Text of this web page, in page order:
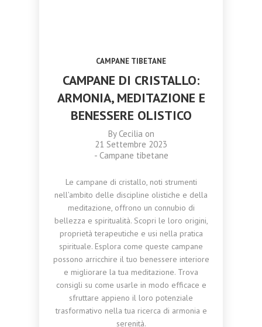
CAMPANE TIBETANE
CAMPANE DI CRISTALLO:
ARMONIA, MEDITAZIONE E
BENESSERE OLISTICO
By Cecilia on
21 Settembre 2023
- Campane tibetane
Le campane di cristallo, noti strumenti
nell’ambito delle discipline olistiche e della
meditazione, offrono un connubio di
bellezza e spiritualità. Scopri le loro origini,
proprietà terapeutiche e usi nella pratica
spirituale. Esplora come queste campane
possono arricchire il tuo benessere interiore
e migliorare la tua meditazione. Trova
consigli su come usarle in modo efficace e
sfruttare appieno il loro potenziale
trasformativo nella tua ricerca di armonia e
serenità.